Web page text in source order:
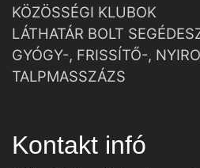
KÖZÖSSÉGI KLUBOK
LÁTHATÁR BOLT
GYÓGY-, FRISSÍTŐ-,
TALPMASSZÁZS
Kontakt infó